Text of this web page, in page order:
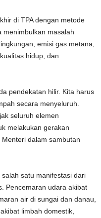
di TPA dengan metode
menimbulkan masalah
emisi gas metana,
hidup, dan
pendekatan hilir. Kita harus
secara menyeluruh.
seluruh elemen
melakukan gerakan
dalam sambutan
satu manifestasi dari
Pencemaran udara akibat
air di sungai dan danau,
limbah domestik,